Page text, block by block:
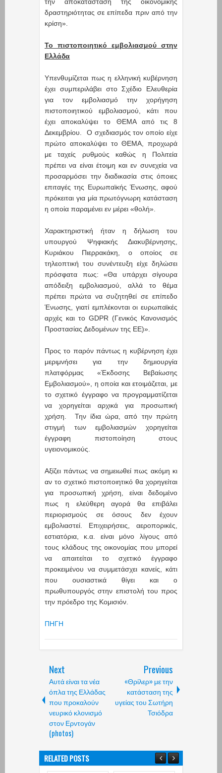
δραστηριότητας σε επίπεδα πριν από την
κρίση».
Το πιστοποιητικό εμβολιασμού στην
Ελλάδα
Υπενθυμίζεται πως η ελληνική κυβέρνηση
έχει συμπεριλάβει στο Σχέδιο Ελευθερία
για τον εμβολιασμό την χορήγηση
πιστοποιητικού εμβολιασμού, κάτι που
έχει αποκαλύψει το ΘΕΜΑ από τις 8
Δεκεμβρίου. Ο σχεδιασμός τον οποίο είχε
πρώτο αποκαλύψει το ΘΕΜΑ, προχωρά
με ταχείς ρυθμούς καθώς η Πολιτεία
πρέπει να είναι έτοιμη και εν συνεχεία να
προσαρμόσει την διαδικασία στις όποιες
επιταγές της Ευρωπαϊκής Ένωσης, αφού
πρόκειται για μία πρωτόγνωρη κατάσταση
η οποία παραμένει εν μέρει «θολή».
Χαρακτηριστική ήταν η δήλωση του
υπουργού Ψηφιακής Διακυβέρνησης,
Κυριάκου Πιερρακάκη, ο οποίος σε
τηλεοπτική του συνέντευξη είχε δηλώσει
πρόσφατα πως: «Θα υπάρχει σίγουρα
απόδειξη εμβολιασμού, αλλά το θέμα
πρέπει πρώτα να συζητηθεί σε επίπεδο
Ένωσης, γιατί εμπλέκονται οι ευρωπαϊκές
αρχές και το GDPR (Γενικός Κανονισμός
Προστασίας Δεδομένων της ΕΕ)».
Προς το παρόν πάντως η κυβέρνηση έχει
μεριμνήσει για την δημιουργία
πλατφόρμας «Έκδοσης Βεβαίωσης
Εμβολιασμού», η οποία και ετοιμάζεται, με
το σχετικό έγγραφο να προγραμματίζεται
να χορηγείται αρχικά για προσωπική
χρήση. Την ίδια ώρα, από την πρώτη
στιγμή των εμβολιασμών χορηγείται
έγγραφη πιστοποίηση στους
υγειονομικούς.
Αξίζει πάντως να σημειωθεί πως ακόμη κι
αν το σχετικό πιστοποιητικό θα χορηγείται
για προσωπική χρήση, είναι δεδομένο
πως η ελεύθερη αγορά θα επιβάλει
περιορισμούς σε όσους δεν έχουν
εμβολιαστεί. Επιχειρήσεις, αεροπορικές,
εστιατόρια, κ.α. είναι μόνο λίγους από
τους κλάδους της οικονομίας που μπορεί
να απαιτείται το σχετικό έγγραφο
προκειμένου να συμμετάσχει κανείς, κάτι
που ουσιαστικά θίγει και ο
πρωθυπουργός στην επιστολή του προς
την πρόεδρο της Κομισιόν.
ΠΗΓΗ
Next
Αυτά είναι τα νέα
όπλα της Ελλάδας
που προκαλούν
νευρικό κλονισμό
στον Ερντογάν
(photos)
Previous
«Θρίλερ» με την
κατάσταση της
υγείας του Σωτήρη
Τσιόδρα
RELATED POSTS